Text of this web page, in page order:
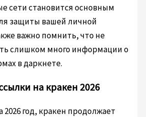
сети становится основным
защиты вашей личной
важно помнить, что не
слишком много информации о
в даркнете.
на кракен 2026
2026 год, кракен продолжает